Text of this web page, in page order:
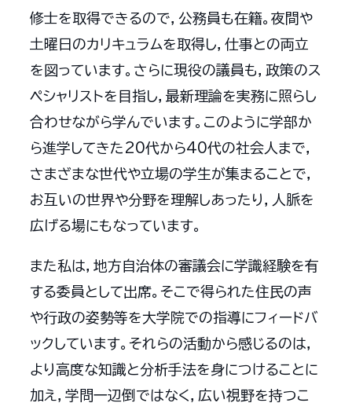
修士を取得できるので，公務員も在籍。夜間や
土曜日のカリキュラムを取得し，仕事との両立
を図っています。さらに現役の議員も，政策のス
ペシャリストを目指し，最新理論を実務に照らし
合わせながら学んでいます。このように学部か
ら進学してきた20代から40代の社会人まで，
さまざまな世代や立場の学生が集まることで，
お互いの世界や分野を理解しあったり，人脈を
広げる場にもなっています。
また私は，地方自治体の審議会に学識経験を有
する委員として出席。そこで得られた住民の声
や行政の姿勢等を大学院での指導にフィードバ
ックしています。それらの活動から感じるのは，
より高度な知識と分析手法を身につけることに
加え，学問一辺倒ではなく，広い視野を持つこ